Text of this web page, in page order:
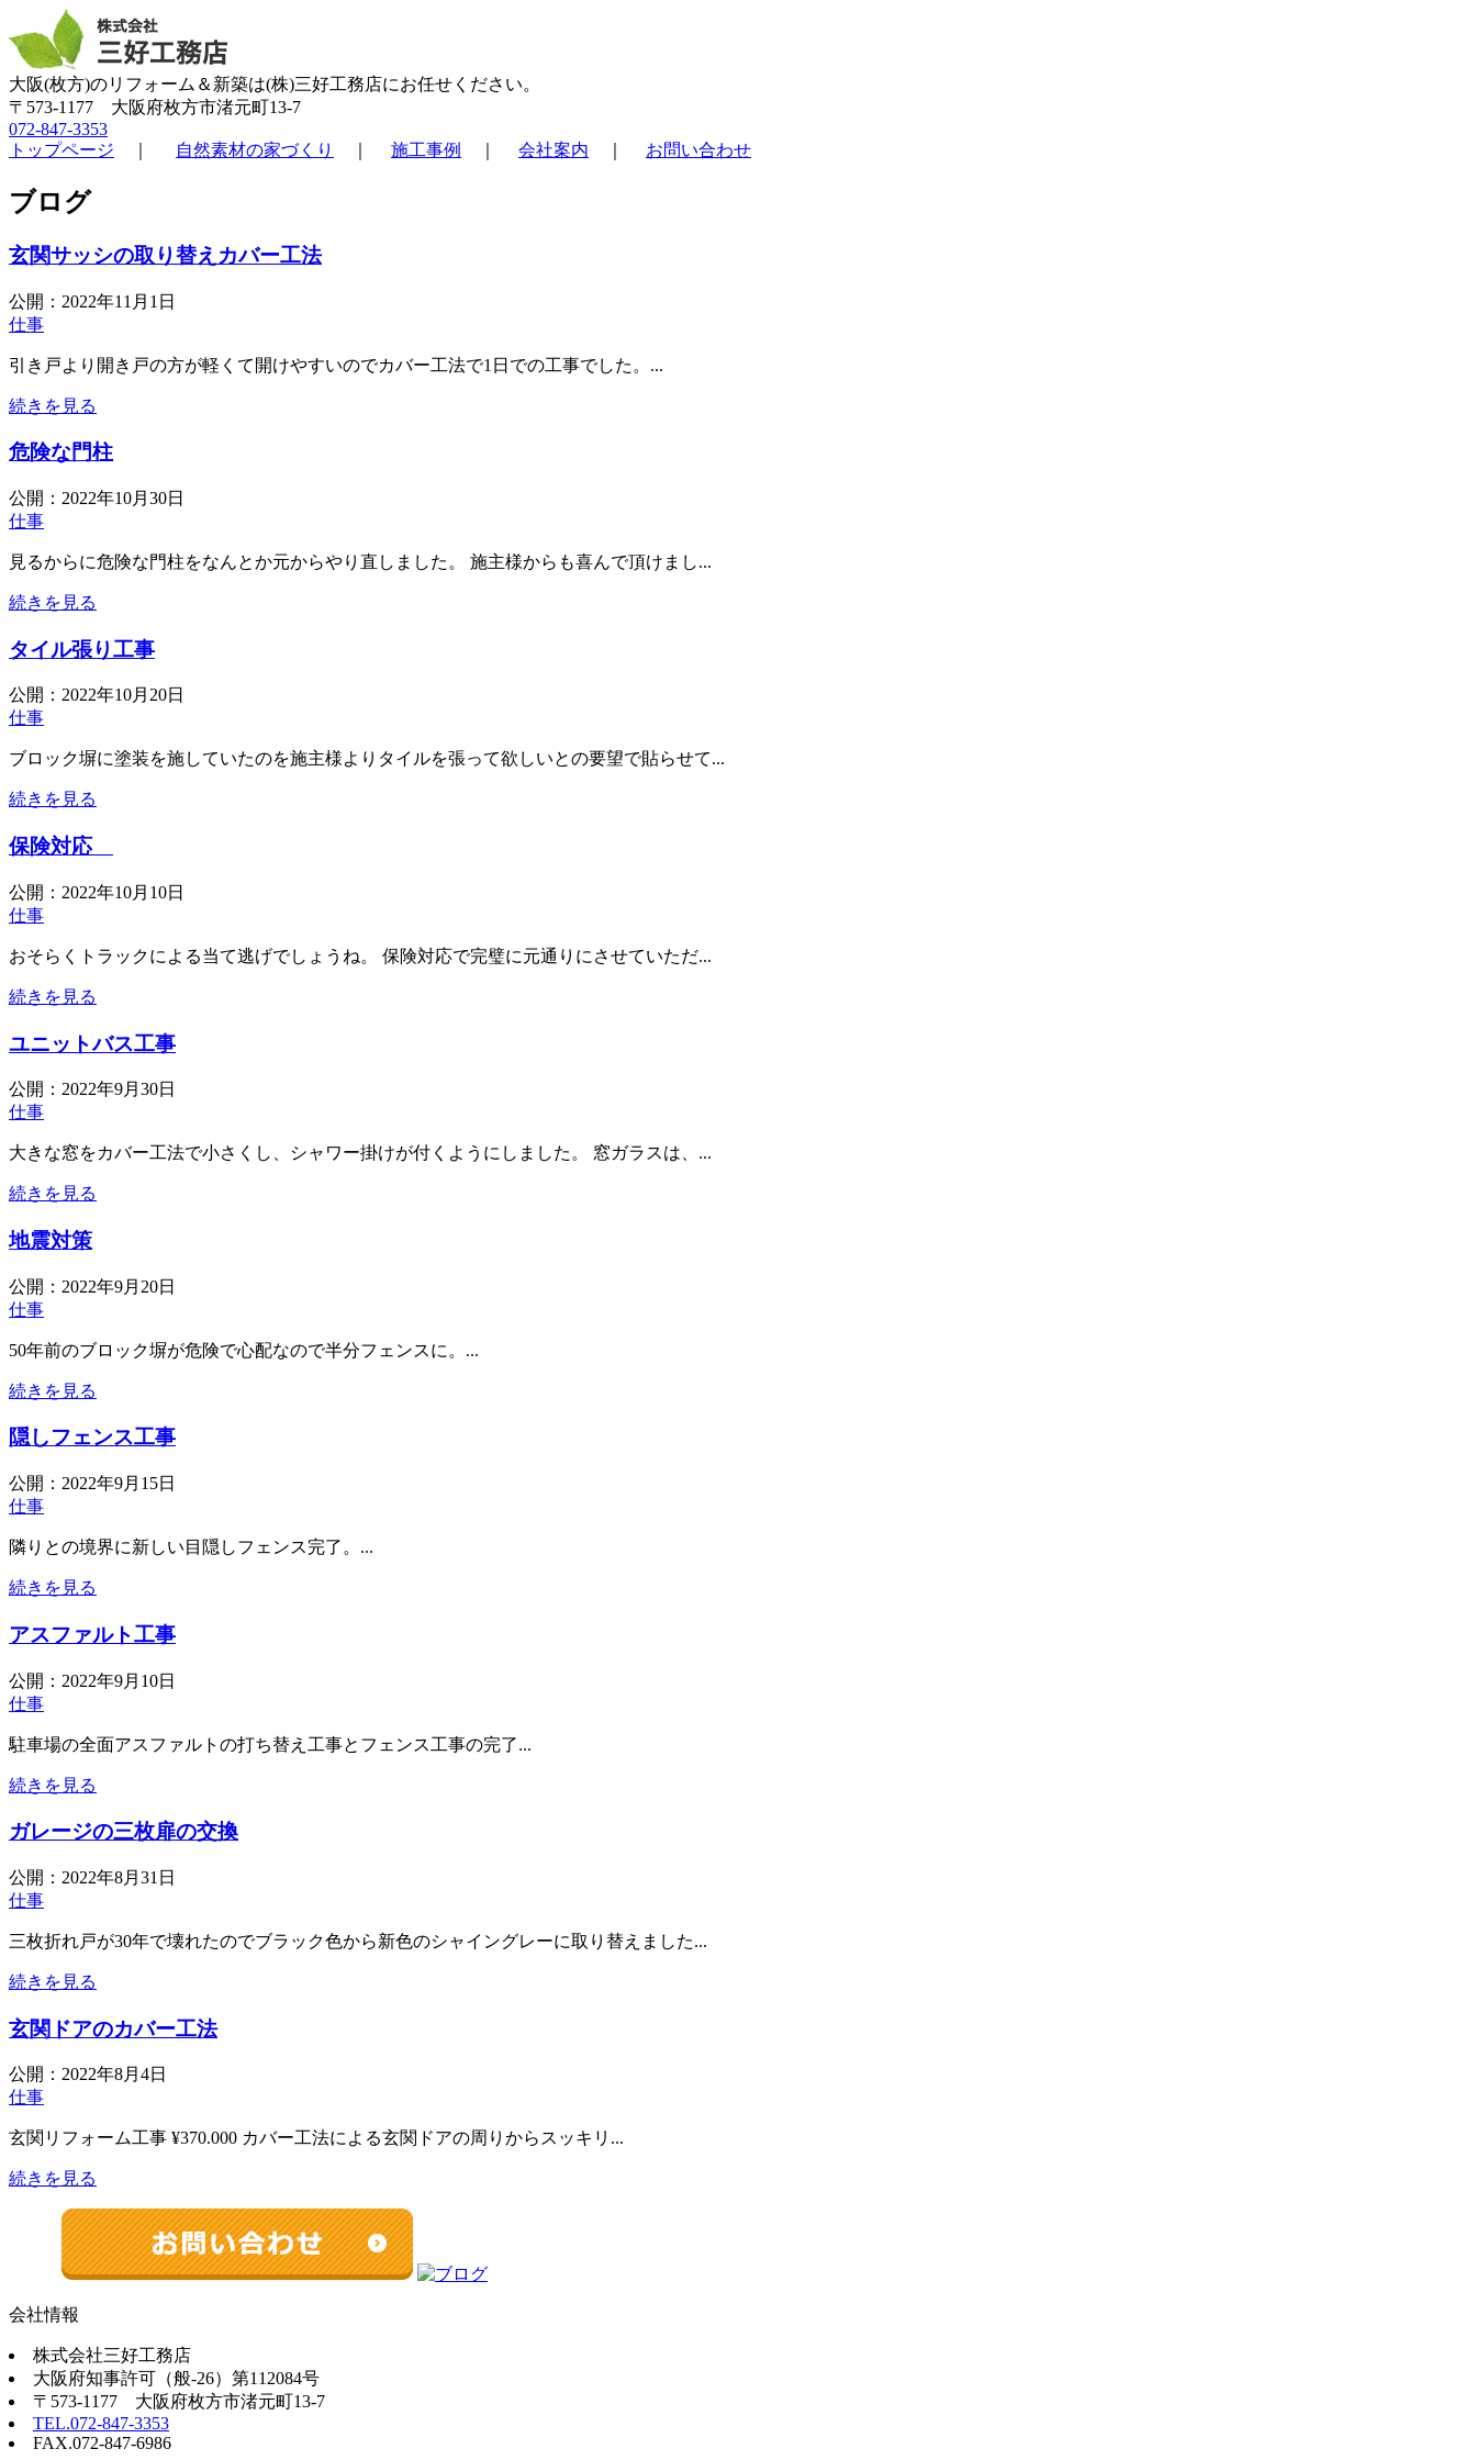
大阪(枚方)のリフォーム＆新築は(株)三好工務店にお任せください。
〒573-1177 大阪府枚方市渚元町13-7
072-847-3353
トップページ
自然素材の家づくり 施工事例 会社案内 お問い合わせ
ブログ
玄関サッシの取り替えカバー工法
公開： 2022年11月1日
仕事
引き戸より開き戸の方が軽くて開けやすいのでカバー工法で1日での工事でした。...
続きを見る
危険な門柱
公開： 2022年10月30日
仕事
見るからに危険な門柱をなんとか元からやり直しました。 施主様からも喜んで頂けまし...
続きを見る
タイル張り工事
公開： 2022年10月20日
仕事
ブロック塀に塗装を施していたのを施主様よりタイルを張って欲しいとの要望で貼らせて...
続きを見る
保険対応
公開： 2022年10月10日
仕事
おそらくトラックによる当て逃げでしょうね。 保険対応で完璧に元通りにさせていただ...
続きを見る
ユニットバス工事
公開： 2022年9月30日
仕事
大きな窓をカバー工法で小さくし、シャワー掛けが付くようにしました。 窓ガラスは、...
続きを見る
地震対策
公開： 2022年9月20日
仕事
50年前のブロック塀が危険で心配なので半分フェンスに。...
続きを見る
隠しフェンス工事
公開： 2022年9月15日
仕事
隣りとの境界に新しい目隠しフェンス完了。...
続きを見る
アスファルト工事
公開： 2022年9月10日
仕事
駐車場の全面アスファルトの打ち替え工事とフェンス工事の完了...
続きを見る
ガレージの三枚扉の交換
公開： 2022年8月31日
仕事
三枚折れ戸が30年で壊れたのでブラック色から新色のシャイングレーに取り替えました...
続きを見る
玄関ドアのカバー工法
公開： 2022年8月4日
仕事
玄関リフォーム工事 ¥370.000 カバー工法による玄関ドアの周りからスッキリ...
続きを見る
会社情報
株式会社三好工務店
大阪府知事許可（般-26）第112084号
〒573-1177 大阪府枚方市渚元町13-7
TEL.072-847-3353
FAX.072-847-6986